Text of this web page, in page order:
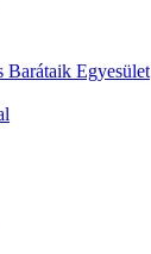
Barátaik Egyesület